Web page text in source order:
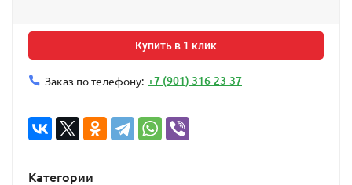
Купить в 1 клик
Заказ по телефону: +7 (901) 316-23-37
Категории